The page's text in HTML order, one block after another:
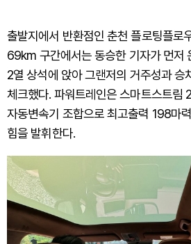
출발지에서 반환점인 춘천 플로팅플로
69km 구간에서는 동승한 기자가 먼저
2열 상석에 앉아 그랜저의 거주성과 승
체크했다. 파워트레인은 스마트스트림
자동변속기 조합으로 최고출력 198마
힘을 발휘한다.